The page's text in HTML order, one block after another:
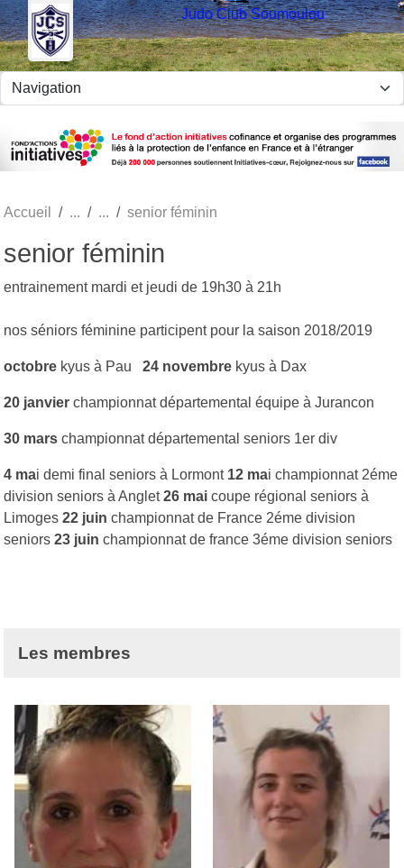
Judo Club Soumoulou
Accueil senior féminin
senior féminin
entrainement mardi et jeudi de 19h30 à 21h
nos séniors féminine participent pour la saison 2018/2019
octobre kyus à Pau 24 novembre kyus à Dax
20 janvier championnat départemental équipe à Jurancon
30 mars championnat départemental seniors 1er div
4 mai demi final seniors à Lormont 12 mai championnat 2éme
division seniors à Anglet26 mai coupe régional seniors à
Limoges 22 juin championnat de France 2éme division
seniors 23 juin championnat de france 3éme division seniors
Les membres
Panneau de gestion des cookies